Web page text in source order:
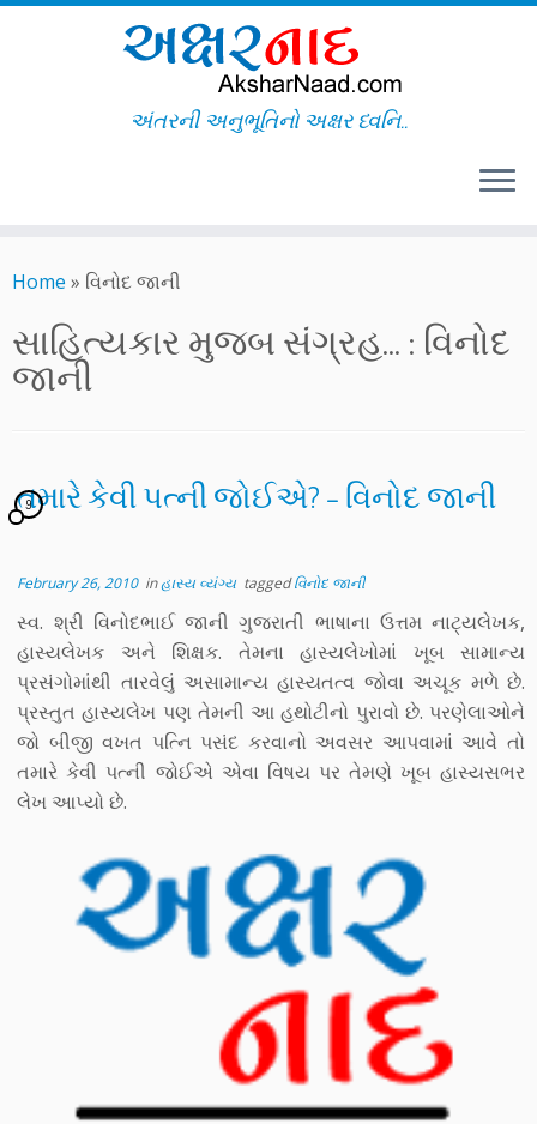
to
અંતરની અનુભૂતિનો અક્ષર ધ્વનિ..
Home » વિનોદ જાની
સાહિત્યકાર મુજબ સંગ્રહ... : વિનોદ
જાની
તમારે કેવી પત્ની જોઈએ? – વિનોદ જાની
9
February 26, 2010inહાસ્ય વ્યંગ્ય taggedવિનોદ જાની
સ્વ. શ્રી વિનોદભાઈ જાની ગુજરાતી ભાષાના ઉત્તમ નાટ્યલેખક,
હાસ્યલેખક અને શિક્ષક. તેમના હાસ્યલેખોમાં ખૂબ સામાન્ય
પ્રસંગોમાંથી તારવેલું અસામાન્ય હાસ્યતત્વ જોવા અચૂક મળે છે.
પ્રસ્તુત હાસ્યલેખ પણ તેમની આ હથોટીનો પુરાવો છે. પરણેલાઓને
જો બીજી વખત પત્નિ પસંદ કરવાનો અવસર આપવામાં આવે તો
તમારે કેવી પત્ની જોઈએ એવા વિષય પર તેમણે ખૂબ હાસ્યસભર
લેખ આપ્યો છે.